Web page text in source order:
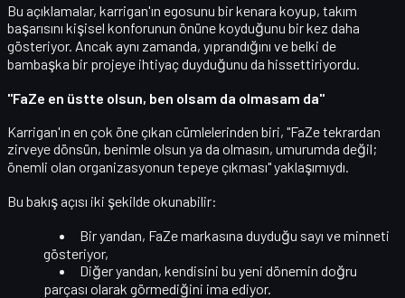
Bu açıklamalar, karrigan'ın egosunu bir kenara koyup, takım
başarısını kişisel konforunun önüne koyduğunu bir kez daha
gösteriyor. Ancak aynı zamanda, yıprandığını ve belki de
bambaşka bir projeye ihtiyaç duyduğunu da hissettiriyordu.
"FaZe en üstte olsun, ben olsam da olmasam da"
Karrigan'ın en çok öne çıkan cümlelerinden biri, "FaZe tekrardan
zirveye dönsün, benimle olsun ya da olmasın, umurumda değil;
önemli olan organizasyonun tepeye çıkması"yaklaşımıydı.
Bu bakış açısı iki şekilde okunabilir:
Bir yandan, FaZe markasına duyduğu sayı ve minneti
gösteriyor,
Diğer yandan, kendisini bu yeni dönemin doğru
parçası olarak görmediğini ima ediyor.